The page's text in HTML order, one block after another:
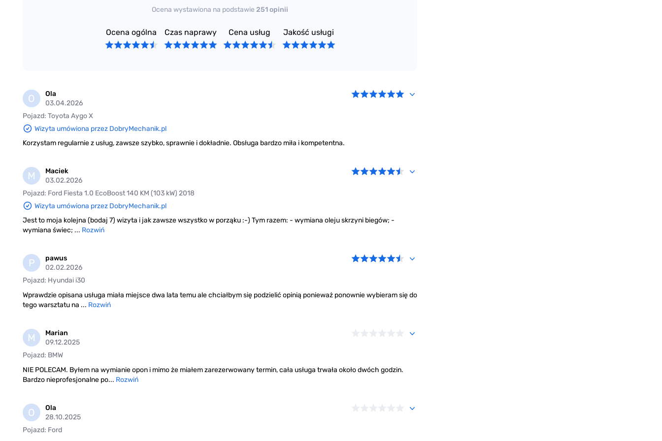
Nasz warsztat znajduje się w Krakowie na ul. Centralnej 71.
Zadzwoń, napisz lub przyjedź – chętnie odpowiemy na wszystkie pytania i zaproponujemy najlepsze
rozwiązanie dla Twojego auta.
Ocena wystawiona na podstawie251 opinii
Ocena ogólna Czas naprawy Cena usług Jakość usługi
O
Ola
03.04.2026
Pojazd: Toyota Aygo X
Wizyta umówiona przez DobryMechanik.pl
Korzystam regularnie z usług, zawsze szybko, sprawnie i dokładnie. Obsługa bardzo miła i kompetentna.
M
Maciek
03.02.2026
Pojazd: Ford Fiesta 1.0 EcoBoost 140 KM (103 kW) 2018
Wizyta umówiona przez DobryMechanik.pl
Jest to moja kolejna (bodaj 7) wizyta i jak zawsze wszystko w porząku :-) Tym razem: - wymiana oleju skrzyni biegów; -
wymiana świec; ... Rozwiń
P
pawus
02.02.2026
Pojazd: Hyundai i30
Wprawdzie opisana usługa miała miejsce dwa lata temu ale chciałbym się podzielić opinią ponieważ ponownie wybieram się do
tego warsztatu na ... Rozwiń
M
Marian
09.12.2025
Pojazd: BMW
NIE POLECAM. Byłem na wymianie opon i mimo że miałem zarezerwowany termin, cała usługa trwała około dwóch godzin.
Bardzo nieprofesjonalne po... Rozwiń
O
Ola
28.10.2025
Pojazd: Ford